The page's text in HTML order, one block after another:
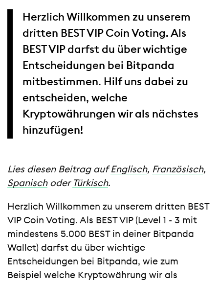
Herzlich Willkommen zu unserem
dritten BEST VIP Coin Voting. Als
BEST VIP darfst du über wichtige
Entscheidungen bei Bitpanda
mitbestimmen. Hilf uns dabei zu
entscheiden, welche
Kryptowährungen wir als nächstes
hinzufügen!
Lies diesen Beitrag auf Englisch, Französisch,
Spanischoder Türkisch.
Herzlich Willkommen zu unserem dritten BEST
VIP Coin Voting. Als BEST VIP (Level 1 - 3 mit
mindestens 5.000 BEST in deiner Bitpanda
Wallet) darfst du über wichtige
Entscheidungen bei Bitpanda, wie zum
Beispiel welche Kryptowährung wir als